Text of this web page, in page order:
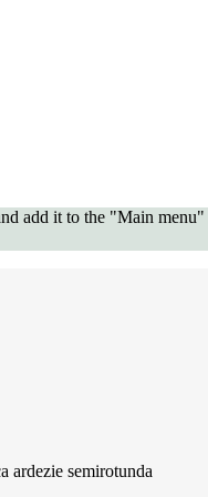
add it to the "Main menu"
ardezie semirotunda